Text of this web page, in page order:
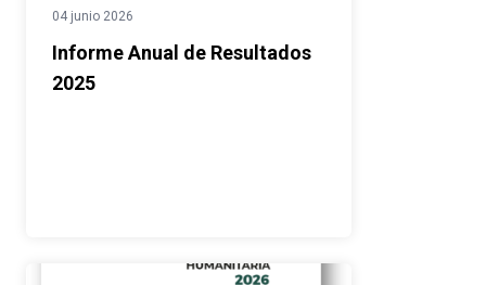
04 junio 2026
Informe Anual de Resultados
2025